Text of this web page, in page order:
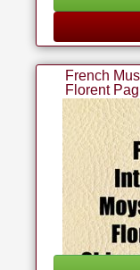
French
Florent
Winter,